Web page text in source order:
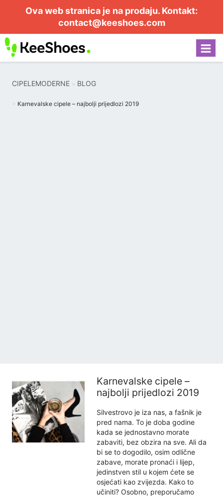
Ova web stranica je na prodaju. Kontakt:
contact@keeshoes.com
CIPELEMODERNE BLOG
Karnevalske cipele – najbolji prijedlozi 2019
Karnevalske cipele –
najbolji prijedlozi 2019
Silvestrovo je iza nas, a fašnik je
pred nama. To je doba godine
kada se jednostavno morate
zabaviti, bez obzira na sve. Ali da
bi se to dogodilo, osim odlične
zabave, morate pronaći i lijep,
jedinstven stil u kojem ćete se
osjećati kao zvijezda. Kako to
učiniti? Osobno, preporučamo